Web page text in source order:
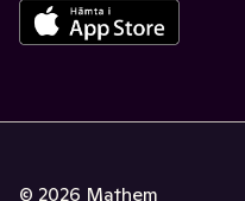
© 2026 Mathem